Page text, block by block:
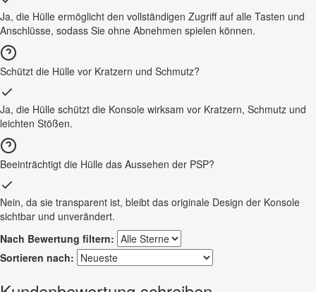
Ja, die Hülle ermöglicht den vollständigen Zugriff auf alle Tasten und
Anschlüsse, sodass Sie ohne Abnehmen spielen können.
Schützt die Hülle vor Kratzern und Schmutz?
Ja, die Hülle schützt die Konsole wirksam vor Kratzern, Schmutz und
leichten Stößen.
Beeinträchtigt die Hülle das Aussehen der PSP?
Nein, da sie transparent ist, bleibt das originale Design der Konsole
sichtbar und unverändert.
Nach Bewertung filtern:
Sortieren nach: